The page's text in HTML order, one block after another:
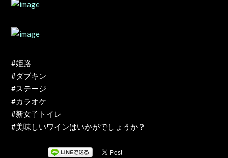
#姫路
#ダブキン
#ステージ
#カラオケ
#新女子トイレ
#美味しいワインはいかがでしょうか？